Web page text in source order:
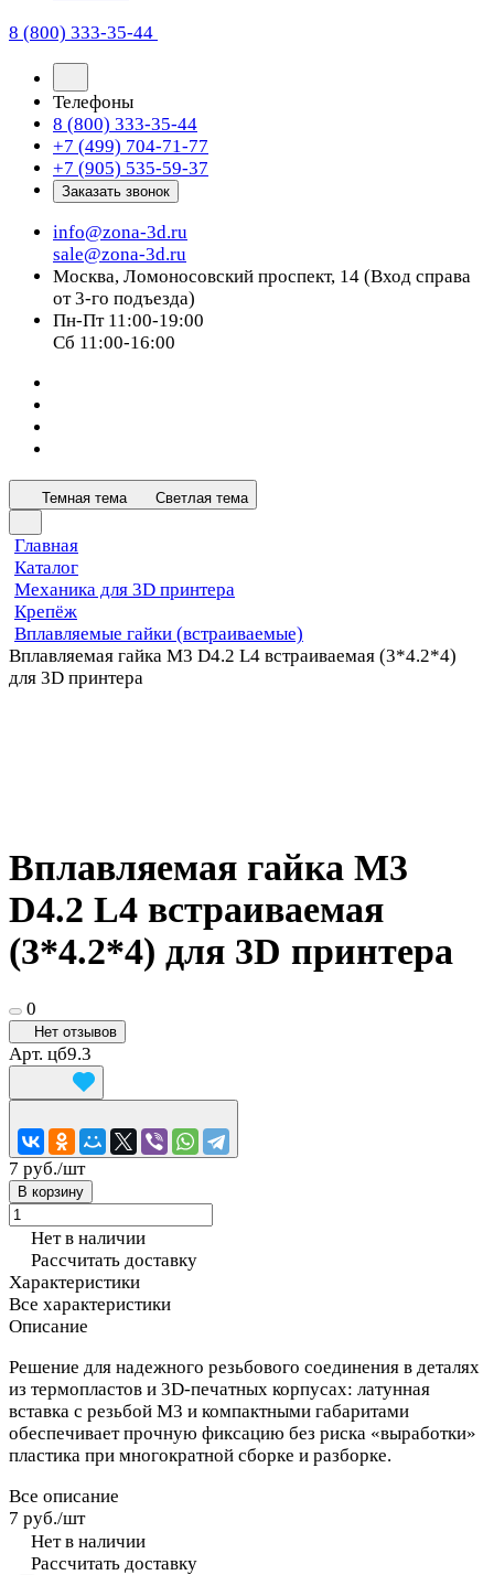
8 (800) 333-35-44
Телефоны
8 (800) 333-35-44
+7 (499) 704-71-77
+7 (905) 535-59-37
Заказать звонок
info@zona-3d.ru
sale@zona-3d.ru
Москва, Ломоносовский проспект, 14 (Вход справа
от 3-го подъезда)
Пн-Пт 11:00-19:00
Сб 11:00-16:00
Темная тема Светлая тема
Главная
Каталог
Механика для 3D принтера
Крепёж
Вплавляемые гайки (встраиваемые)
Вплавляемая гайка М3 D4.2 L4 встраиваемая (3*4.2*4)
для 3D принтера
Вплавляемая гайка М3
D4.2 L4 встраиваемая
(3*4.2*4) для 3D принтера
0
Нет отзывов
Арт. цб9.3
7 руб./шт
В корзину
Нет в наличии
Рассчитать доставку
Характеристики
Все характеристики
Описание
Решение для надежного резьбового соединения в деталях
из термопластов и 3D‑печатных корпусах: латунная
вставка с резьбой М3 и компактными габаритами
обеспечивает прочную фиксацию без риска «выработки»
пластика при многократной сборке и разборке.
Все описание
7 руб./шт
Нет в наличии
Рассчитать доставку